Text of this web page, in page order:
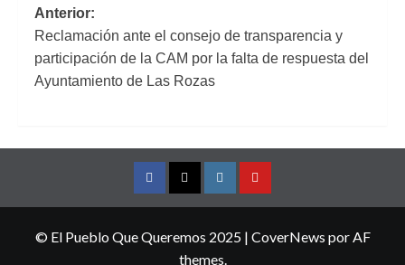
Navegación
de
entradas
Anterior:
Reclamación ante el consejo de transparencia y
participación de la CAM por la falta de respuesta del
Ayuntamiento de Las Rozas
FacebookTwitterInstagramYouTube
© El Pueblo Que Queremos 2025 | CoverNews por AF
themes.